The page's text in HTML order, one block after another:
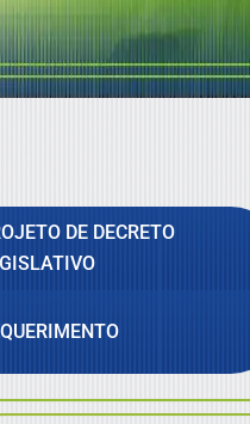
DE DECRETO